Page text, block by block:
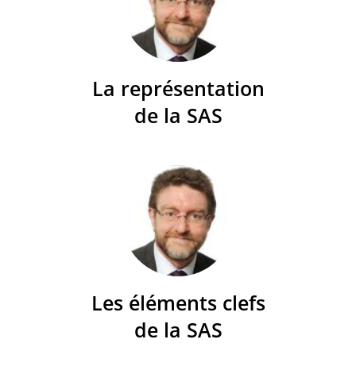
La représentation
de la SAS
Les éléments clefs
de la SAS